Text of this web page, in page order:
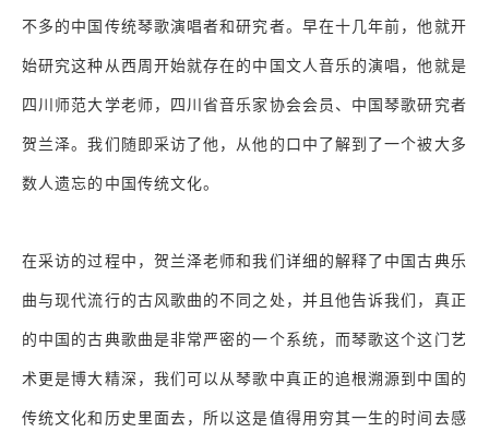
不多的中国传统琴歌演唱者和研究者。早在十几年前，他就开
始研究这种从西周开始就存在的中国文人音乐的演唱，他就是
四川师范大学老师，四川省音乐家协会会员、中国琴歌研究者
贺兰泽。我们随即采访了他，从他的口中了解到了一个被大多
数人遗忘的中国传统文化。
在采访的过程中，贺兰泽老师和我们详细的解释了中国古典乐
曲与现代流行的古风歌曲的不同之处，并且他告诉我们，真正
的中国的古典歌曲是非常严密的一个系统，而琴歌这个这门艺
术更是博大精深，我们可以从琴歌中真正的追根溯源到中国的
传统文化和历史里面去，所以这是值得用穷其一生的时间去感